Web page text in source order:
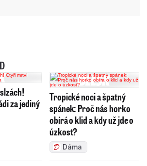
za jediný
Tropické noci a špatný
spánek: Proč nás horko
obírá o klid a kdy už jde o
úzkost?
Dáma